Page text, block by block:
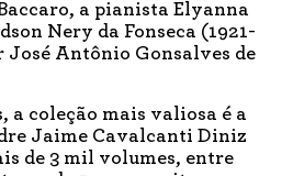
a pianista Elyanna
Nery da Fonseca (1921-
José Antônio Gonsalves de
a coleção mais valiosa é a
Jaime Cavalcanti Diniz
de 3 mil volumes, entre